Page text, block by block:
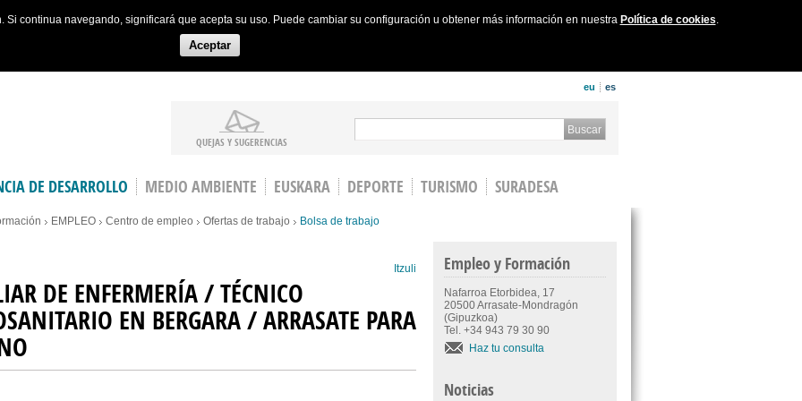
Si continua navegando, significará que acepta su uso. Puede cambiar su configuración u obtener más información en nuestra Política de cookies.
Aceptar
eu es
QUEJAS Y SUGERENCIAS
Search form
DE DESARROLLO MEDIO AMBIENTE EUSKARA DEPORTE TURISMO
SURADESA
EMPLEO Centro de empleo Ofertas de trabajo Bolsa de trabajo
Itzuli
DE ENFERMERÍA / TÉCNICO
EN BERGARA / ARRASATE PARA
Empleo y Formación
Nafarroa Etorbidea, 17
20500 Arrasate-Mondragón
(Gipuzkoa)
Tel. +34 943 79 30 90
Haz tu consulta
Noticias